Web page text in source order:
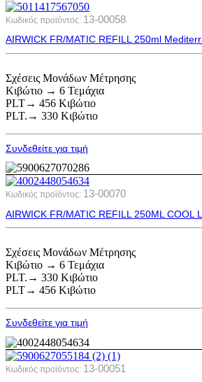
Κωδικός προϊόντος: 13-00058
AIRWICK FR/MATIC REFILL 250ml
Σχέσεις Μονάδων Μέτρησης
Κιβώτιο → 6 Τεμάχια
PLT→ 456 Κιβώτιο
PLT.→ 330 Κιβώτιο
Συνδεθείτε για τιμή
Κωδικός προϊόντος: 13-00070
AIRWICK FR/MATIC REFILL 250ML COOL
Σχέσεις Μονάδων Μέτρησης
Κιβώτιο → 6 Τεμάχια
PLT.→ 330 Κιβώτιο
PLT→ 456 Κιβώτιο
Συνδεθείτε για τιμή
Κωδικός προϊόντος: 13-00051